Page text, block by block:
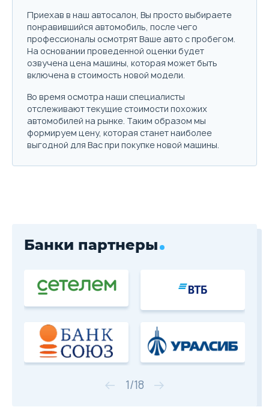
Приехав в наш автосалон, Вы просто выбираете
понравившийся автомобиль, после чего
профессионалы осмотрят Ваше авто с пробегом.
На основании проведенной оценки будет
озвучена цена машины, которая может быть
включена в стоимость новой модели.
Во время осмотра наши специалисты
отслеживают текущие стоимости похожих
автомобилей на рынке. Таким образом мы
формируем цену, которая станет наиболее
выгодной для Вас при покупке новой машины.
Банки партнеры
1/18